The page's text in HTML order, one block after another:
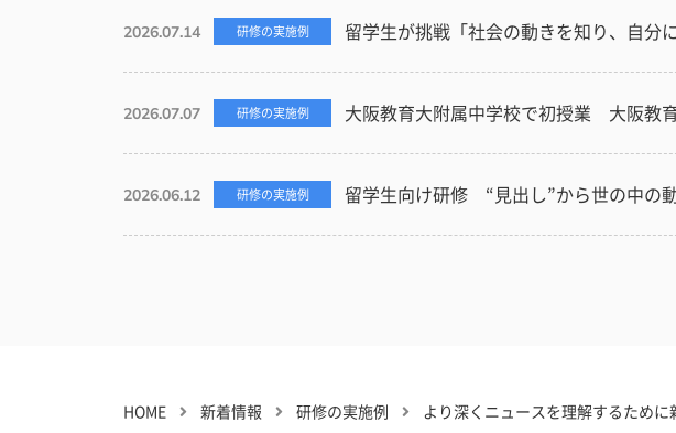
2026.07.14 研修の実施例 留学生が挑戦「社会の動きを知り、自分
2026.07.07 研修の実施例 大阪教育大附属中学校で初授業 大阪教
2026.06.12 研修の実施例 留学生向け研修 “見出し”から世の中の
HOME 新着情報 研修の実施例 より深くニュースを理解するため